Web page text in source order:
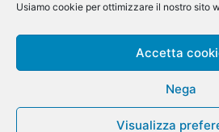
Usiamo cookie per ottimizzare il nostro sito
Accetta
Nega
Visualizza
@ArsCommunication 2023